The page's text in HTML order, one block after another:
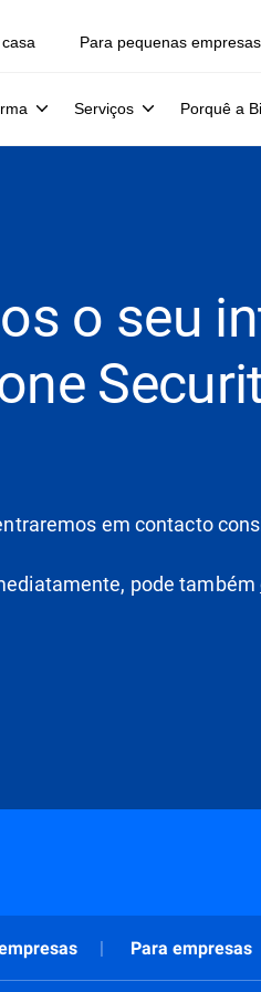
Para pequenas empresas
Serviços Porquê a
o seu
em contacto
pode também
Para empresas